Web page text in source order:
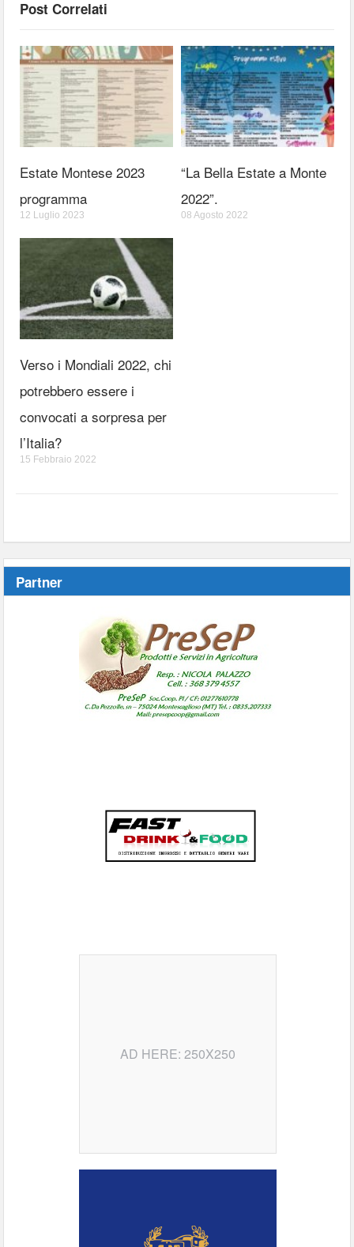
Post Correlati
Estate Montese 2023
programma
12 Luglio 2023
“La Bella Estate a Monte
2022”.
08 Agosto 2022
Verso i Mondiali 2022, chi
potrebbero essere i
convocati a sorpresa per
l’Italia?
15 Febbraio 2022
Partner
AD HERE: 250X250